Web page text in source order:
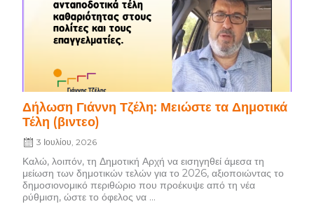
Δήλωση Γιάννη Τζέλη: Μειώστε τα Δημοτικά
Τέλη (βιντεο)
3 Ιουλίου, 2026
Καλώ, λοιπόν, τη Δημοτική Αρχή να εισηγηθεί άμεσα τη
μείωση των δημοτικών τελών για το 2026, αξιοποιώντας το
δημοσιονομικό περιθώριο που προέκυψε από τη νέα
ρύθμιση, ώστε το όφελος να ...